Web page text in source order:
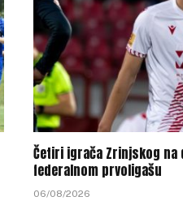
Četiri igrača Zrinjskog
federalnom prvoligašu
06/08/2026